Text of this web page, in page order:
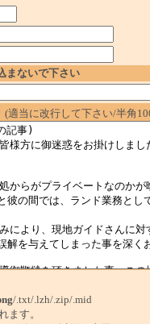
まないで下さい
(適当に改行して下さい/半角
/.txt/.lzh/.zip/.mid
ます。